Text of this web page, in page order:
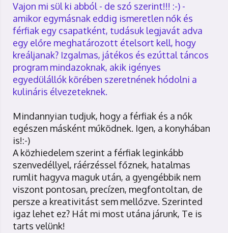
Vajon mi sül ki abból - de szó szerint!!! :-) -
amikor egymásnak eddig ismeretlen nők és
férfiak egy csapatként, tudásuk legjavát adva
egy előre meghatározott ételsort kell, hogy
kreáljanak? Izgalmas, játékos és ezúttal táncos
program mindazoknak, akik igényes
egyedülállók körében szeretnének hódolni a
kulináris élvezeteknek.
Mindannyian tudjuk, hogy a férfiak és a nők
egészen másként működnek. Igen, a konyhában
is!:-)
A közhiedelem szerint a férfiak leginkább
szenvedéllyel, ráérzéssel főznek, hatalmas
rumlit hagyva maguk után, a gyengébbik nem
viszont pontosan, precízen, megfontoltan, de
persze a kreativitást sem mellőzve. Szerinted
igaz lehet ez? Hát mi most utána járunk, Te is
tarts velünk!